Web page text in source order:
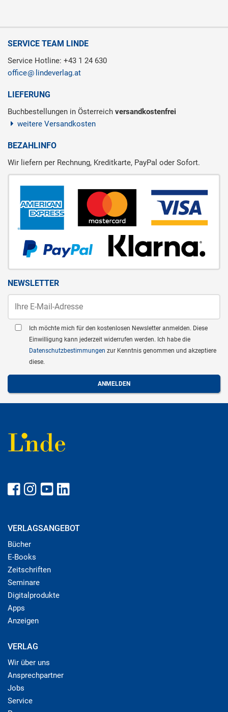
SERVICE TEAM LINDE
Service Hotline: +43 1 24 630
office
lindeverlag.at
LIEFERUNG
Buchbestellungen in Österreich versandkostenfrei
weitere Versandkosten
BEZAHLINFO
Wir liefern per Rechnung, Kreditkarte, PayPal oder Sofort.
NEWSLETTER
Ich möchte mich für den kostenlosen Newsletter anmelden. Diese
Einwilligung kann jederzeit widerrufen werden. Ich habe die
Datenschutzbestimmungen zur Kenntnis genommen und akzeptiere
diese.
VERLAGSANGEBOT
Bücher
E-Books
Zeitschriften
Seminare
Digitalprodukte
Apps
Anzeigen
VERLAG
Wir über uns
Ansprechpartner
Jobs
Service